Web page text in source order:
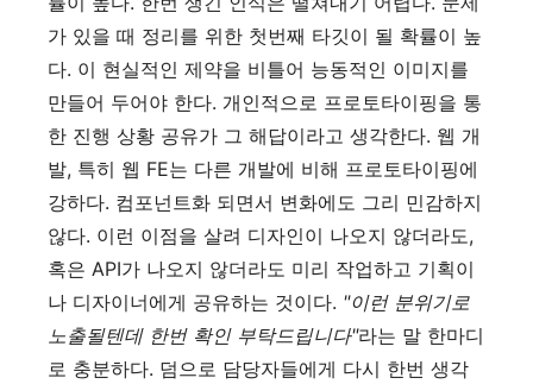
가 있을 때 정리를 위한 첫번째 타깃이 될 확률이 높
다. 이 현실적인 제약을 비틀어 능동적인 이미지를
만들어 두어야 한다. 개인적으로 프로토타이핑을 통
한 진행 상황 공유가 그 해답이라고 생각한다. 웹 개
발, 특히 웹 FE는 다른 개발에 비해 프로토타이핑에
강하다. 컴포넌트화 되면서 변화에도 그리 민감하지
않다. 이런 이점을 살려 디자인이 나오지 않더라도,
혹은 API가 나오지 않더라도 미리 작업하고 기획이
나 디자이너에게 공유하는 것이다. "이런 분위기로
노출될텐데 한번 확인 부탁드립니다"라는 말 한마디
로 충분하다. 덤으로 담당자들에게 다시 한번 생각